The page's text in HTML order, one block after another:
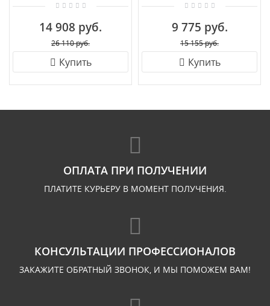
14 908 руб.
26 110 руб.
Купить
9 775 руб.
15 155 руб.
Купить
ОПЛАТА ПРИ ПОЛУЧЕНИИ
ПЛАТИТЕ КУРЬЕРУ В МОМЕНТ ПОЛУЧЕНИЯ.
КОНСУЛЬТАЦИИ ПРОФЕССИОНАЛОВ
ЗАКАЖИТЕ ОБРАТНЫЙ ЗВОНОК, И МЫ ПОМОЖЕМ ВАМ!